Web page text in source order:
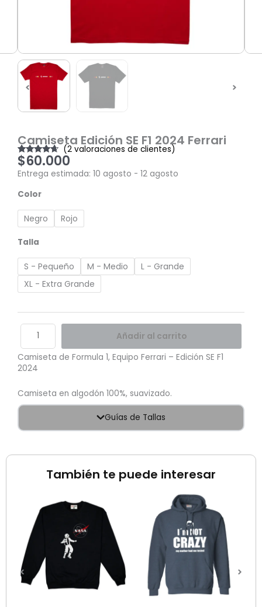
Camiseta Edición SE F1 2024 Ferrari
Valorado
con4.50 de
5 en base
2
valoraciones
de
(2valoraciones de clientes)
$60.000
Entrega estimada: 10 agosto - 12 agosto
Color
Negro Rojo
Talla
S - Pequeño M - Medio
L - Grande
XL - Extra Grande
Camiseta
SE
F1
2024
cantidad
Añadir al carrito
Camiseta de Formula 1, Equipo Ferrari – Edición SE F1
2024
Camiseta en algodón 100%, suavizado.
Guías de Tallas
También te puede interesar